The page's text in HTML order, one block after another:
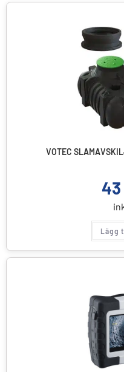
VOTEC
43
Lägg